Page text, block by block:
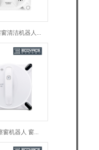
清洁机器人...
窗机器人 窗...